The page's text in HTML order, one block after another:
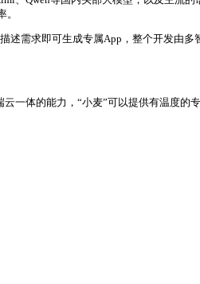
述需求即可生成专属App，整个开发由
一体的能力，“小麦”可以提供有温度的